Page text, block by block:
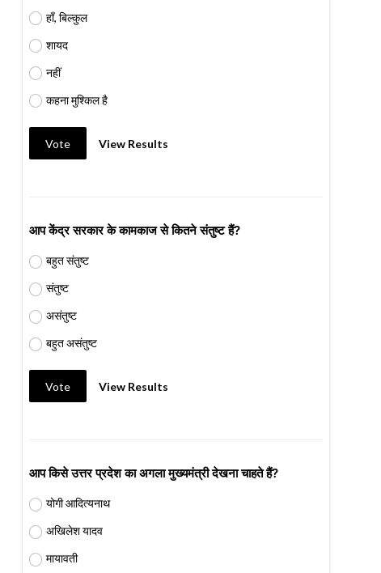
हाँ, बिल्कुल
शायद
नहीं
कहना मुश्किल है
Vote View Results
आप केंद्र सरकार के कामकाज से कितने संतुष्ट हैं?
बहुत संतुष्ट
संतुष्ट
असंतुष्ट
बहुत असंतुष्ट
Vote View Results
आप किसे उत्तर प्रदेश का अगला मुख्यमंत्री देखना चाहते हैं?
योगी आदित्यनाथ
अखिलेश यादव
मायावती